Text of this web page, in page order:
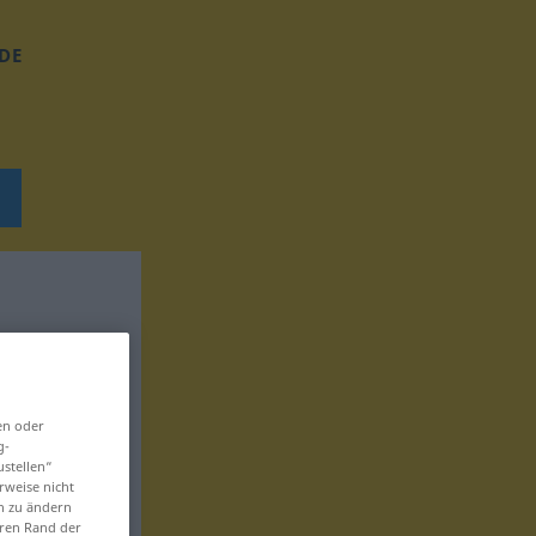
DE
oder
nicht
zu ändern
Rand der